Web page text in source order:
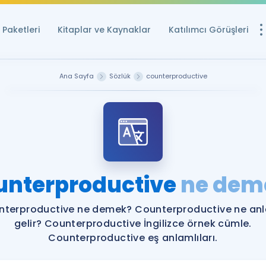
Paketleri Kitaplar ve Kaynaklar Katılımcı Görüşleri
Ücretsiz
YDS ve YÖKDİL
YDS ve YÖKDİL
YDS ve YÖKDİL'e
ÖSYM Sınav
Ana Sayfa Sözlük counterproductive
ne
ne demek? Counterproductive ne
gelir? Counterproductive İngilizce örnek cümle.
Counterproductive eş anlamlıları.